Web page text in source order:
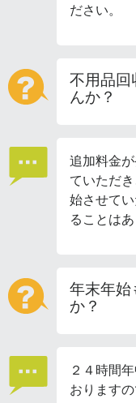
ださい。
不用品回
んか？
追加料金
ていただ
始させて
ることはあ
年末年始
か？
２４時間
おります